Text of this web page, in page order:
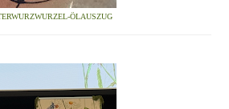
ÖLAUSZUG